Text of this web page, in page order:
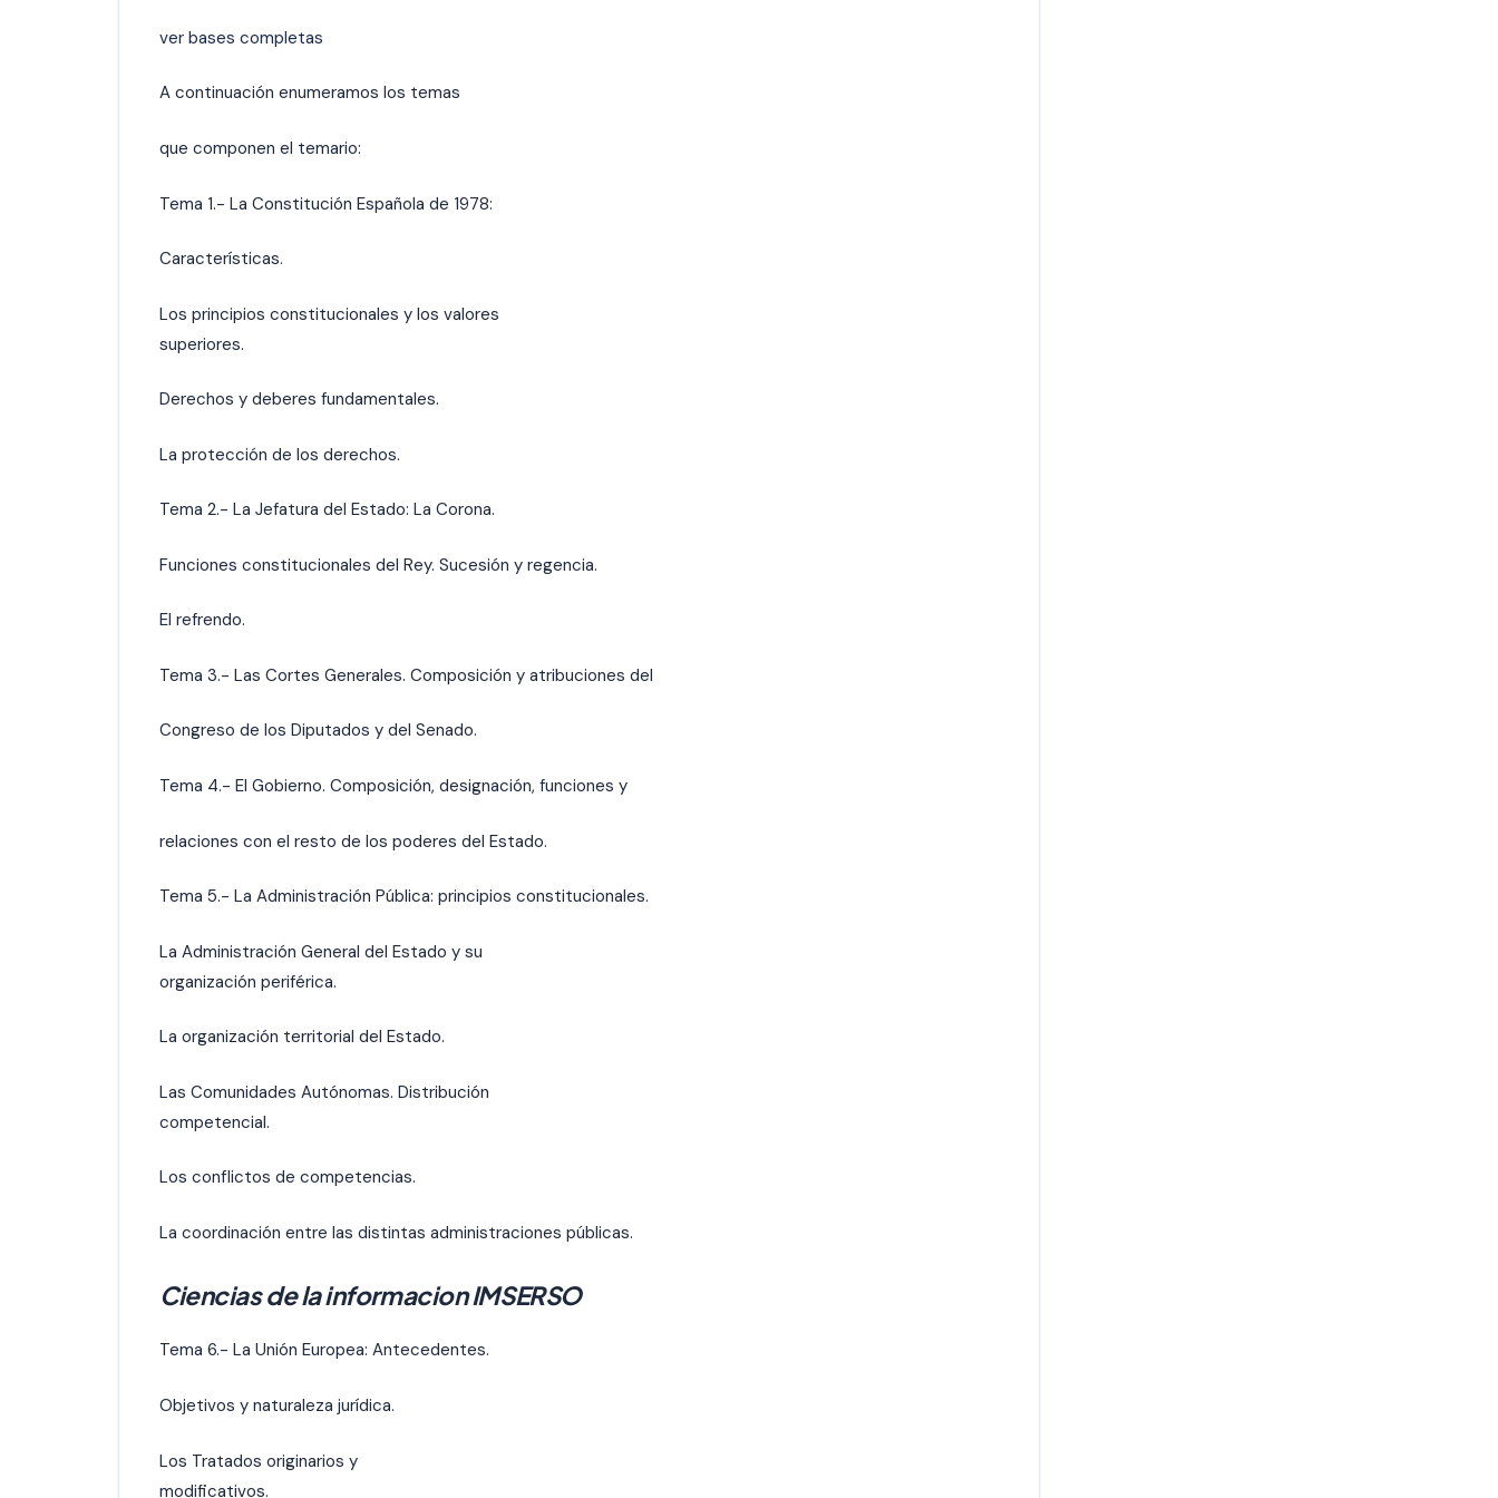
ver bases completas
A continuación enumeramos los temas
que componen el temario:
Tema 1.- La Constitución Española de 1978:
Características.
Los principios constitucionales y los valores
superiores.
Derechos y deberes fundamentales.
La protección de los derechos.
Tema 2.- La Jefatura del Estado: La Corona.
Funciones constitucionales del Rey. Sucesión y regencia.
El refrendo.
Tema 3.- Las Cortes Generales. Composición y atribuciones del
Congreso de los Diputados y del Senado.
Tema 4.- El Gobierno. Composición, designación, funciones y
relaciones con el resto de los poderes del Estado.
Tema 5.- La Administración Pública: principios constitucionales.
La Administración General del Estado y su
organización periférica.
La organización territorial del Estado.
Las Comunidades Autónomas. Distribución
competencial.
Los conflictos de competencias.
La coordinación entre las distintas administraciones públicas.
Ciencias de la informacion IMSERSO
Tema 6.- La Unión Europea: Antecedentes.
Objetivos y naturaleza jurídica.
Los Tratados originarios y
modificativos.